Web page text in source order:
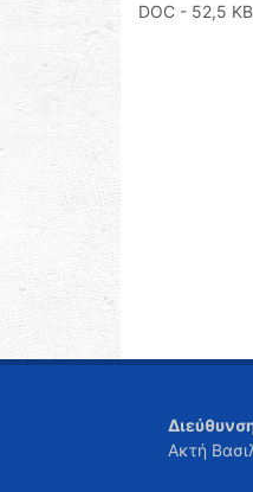
DOC - 52,5 KB
Ακτή